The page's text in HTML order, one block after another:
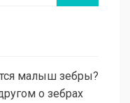
малыш зебры?
о зебрах